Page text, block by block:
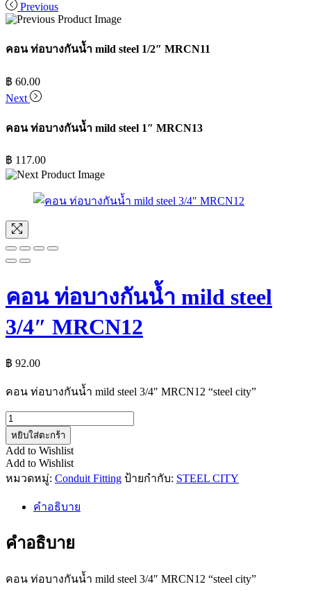
Previous
คอน ท่อบางกันน้ำ mild steel 1/2″ MRCN11
฿ 60.00
Next
คอน ท่อบางกันน้ำ mild steel 1″ MRCN13
฿ 117.00
คอน ท่อบางกันน้ำ mild steel
3/4″ MRCN12
฿ 92.00
คอน ท่อบางกันน้ำ mild steel 3/4″ MRCN12 “steel city”
จำนวน
คอน
ท่อ
steel
3/4"
หยิบใส่ตะกร้า
Add to Wishlist
Add to Wishlist
หมวดหมู่: Conduit Fitting ป้ายกำกับ: STEEL CITY
คำอธิบาย
คำอธิบาย
คอน ท่อบางกันน้ำ mild steel 3/4″ MRCN12 “steel city”